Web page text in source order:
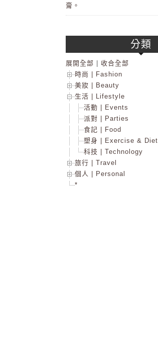
膏。
分類
展開全部
收合全部
時尚 | Fashion
美妝 | Beauty
生活 | Lifestyle
活動 | Events
派對 | Parties
食記 | Food
塑身 | Exercise & Diet
科技 | Technology
旅行 | Travel
個人 | Personal
*